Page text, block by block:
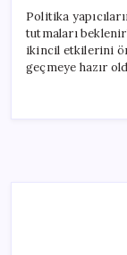
Politika
tutmaları
ikincil etkilerini
geçmeye hazır